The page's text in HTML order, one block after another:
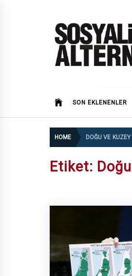
SON EKLENENLER
HOME DOĞU VE KUZEY
Etiket: